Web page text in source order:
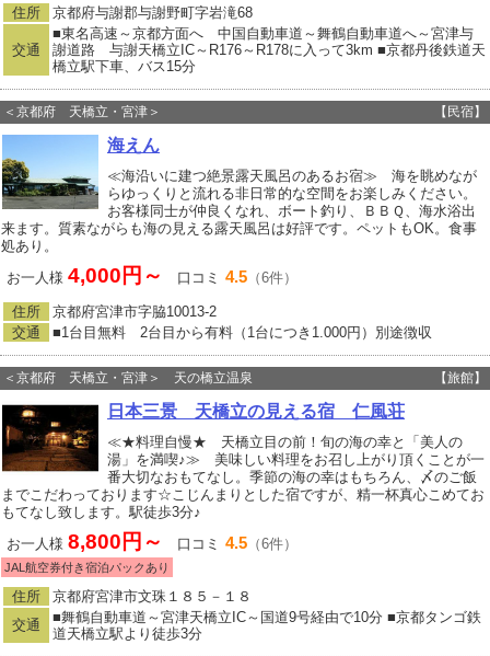
住所 京都府与謝郡与謝野町字岩滝68
交通
■東名高速～京都方面へ 中国自動車道～舞鶴自動車道へ～宮津与
謝道路 与謝天橋立IC～R176～R178に入って3km ■京都丹後鉄道天
橋立駅下車、バス15分
＜京都府 天橋立・宮津＞ 【民宿】
海えん
≪海沿いに建つ絶景露天風呂のあるお宿≫ 海を眺めなが
らゆっくりと流れる非日常的な空間をお楽しみください。
お客様同士が仲良くなれ、ボート釣り、ＢＢＱ、海水浴出
来ます。質素ながらも海の見える露天風呂は好評です。ペットもOK。食事
処あり。
お一人様 4,000円～ 口コミ 4.5 （6件）
住所
京都府宮津市字脇10013‐2
交通
■1台目無料 2台目から有料（1台につき1.000円）別途徴収
＜京都府 天橋立・宮津＞ 天の橋立温泉 【旅館】
日本三景 天橋立の見える宿 仁風荘
≪★料理自慢★ 天橋立目の前！旬の海の幸と「美人の
湯」を満喫♪≫ 美味しい料理をお召し上がり頂くことが一
番大切なおもてなし。季節の海の幸はもちろん、〆のご飯
までこだわっております☆こじんまりとした宿ですが、精一杯真心こめてお
もてなし致します。駅徒歩3分♪
お一人様 8,800円～ 口コミ 4.5 （6件）
JAL航空券付き宿泊パックあり
住所
京都府宮津市文珠１８５－１８
交通
■舞鶴自動車道～宮津天橋立IC～国道9号経由で10分 ■京都タンゴ鉄
道天橋立駅より徒歩3分